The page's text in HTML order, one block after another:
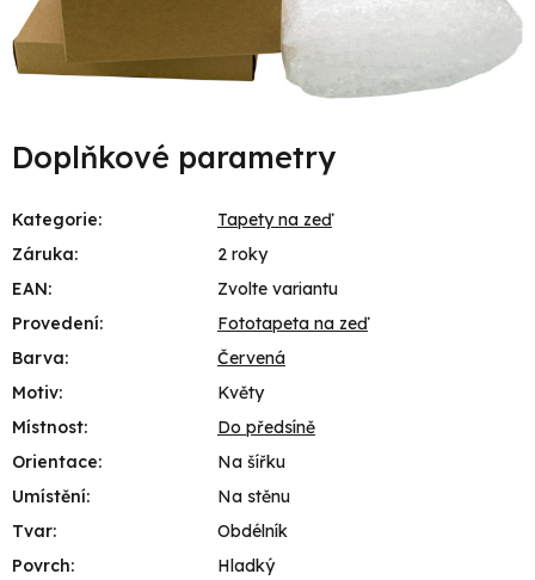
Doplňkové parametry
Kategorie:
Tapety na zeď
Záruka:
2 roky
EAN:
Zvolte variantu
Provedení:
Fototapeta na zeď
Barva:
Červená
Motiv:
Květy
Místnost:
Do předsíně
Orientace:
Na šířku
Umístění:
Na stěnu
Tvar:
Obdélník
Povrch:
Hladký